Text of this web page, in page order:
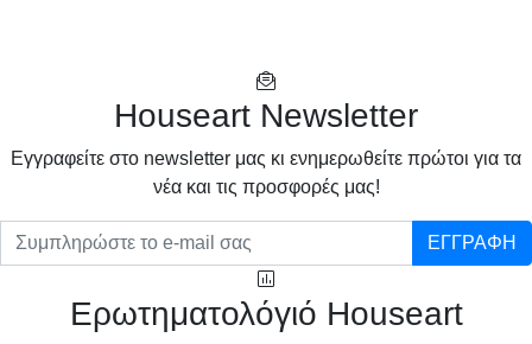
Houseart Newsletter
Eγγραφείτε στο newsletter μας κι ενημερωθείτε πρώτοι για τα
νέα και τις προσφορές μας!
ΕΓΓΡΑΦΗ
Ερωτηματολόγιό Houseart